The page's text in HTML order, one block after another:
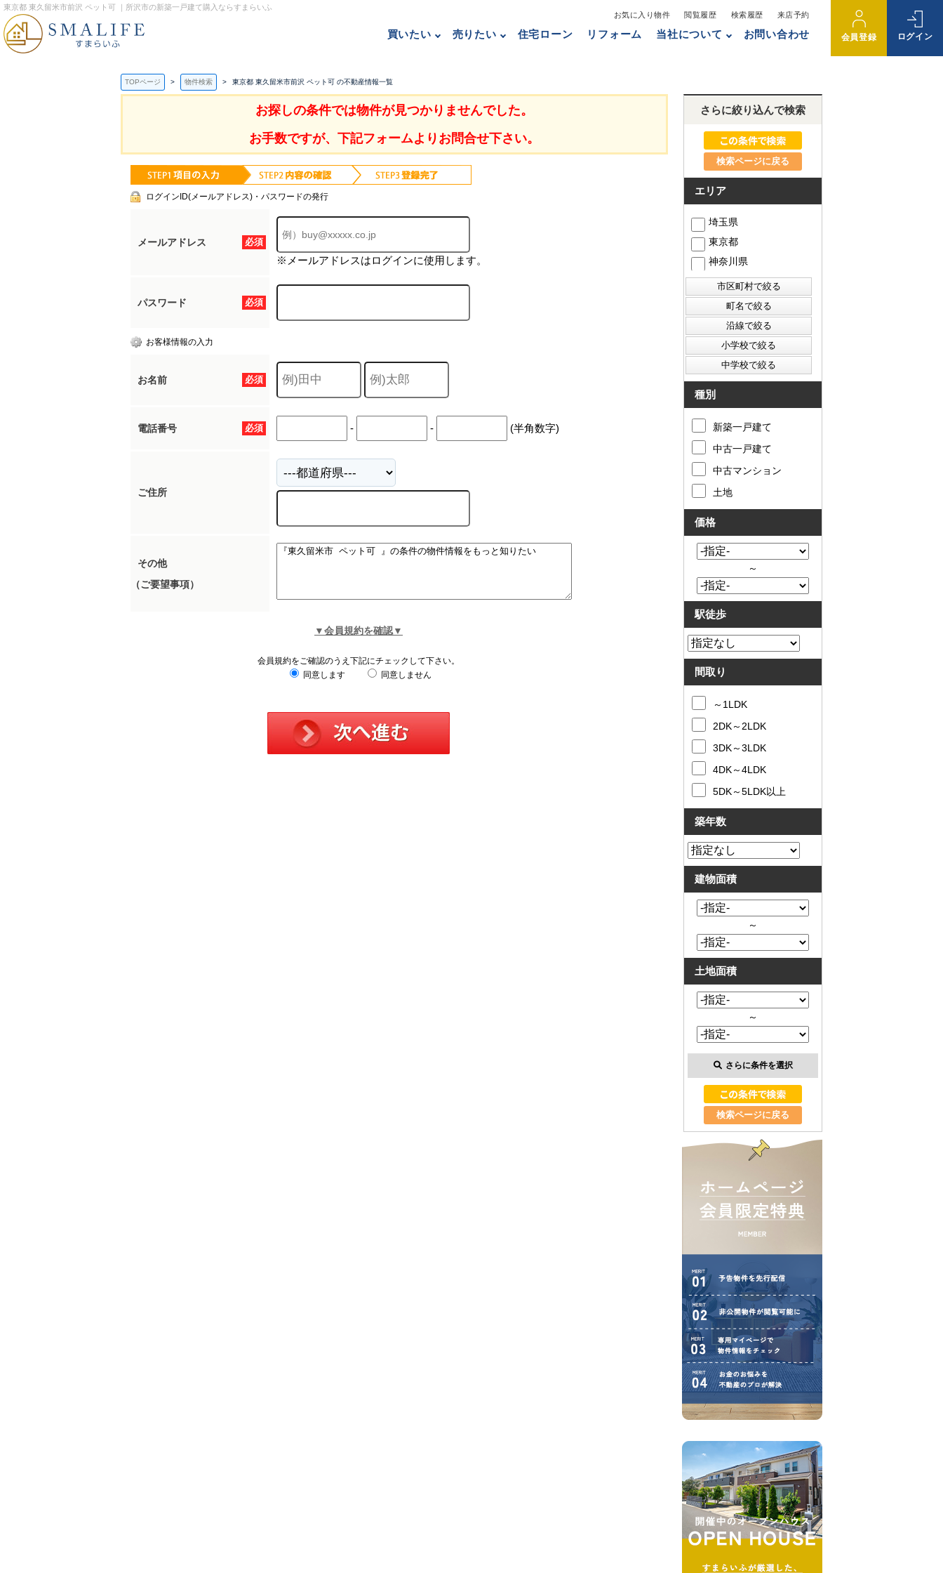
東京都 東久留米市前沢 ペット可 ｜所沢市の新築一戸建て購入ならすまらいふ
お気に入り物件
閲覧履歴 検索履歴 来店予約
買いたい 売りたい 住宅ローン リフォーム 当社について お問い合わせ 会員登録 ログイン
TOPページ 物件検索 東京都 東久留米市前沢 ペット可 の不動産情報一覧
お探しの条件では物件が見つかりませんでした。
お手数ですが、下記フォームよりお問合せ下さい。
ログインID(メールアドレス)・パスワードの発行
必須
メールアドレス
※メールアドレスはログインに使用します。
必須
パスワード
お客様情報の入力
必須
お名前
必須
電話番号 - - (半角数字)
ご住所
その他
（ご要望事項）
▼会員規約を確認▼
会員規約をご確認のうえ下記にチェックして下さい。
同意します
同意しません
さらに絞り込んで検索
検索ページに戻る
エリア
埼玉県
東京都
神奈川県
種別
新築一戸建て
中古一戸建て
中古マンション
土地
価格
～
駅徒歩
間取り
～1LDK
2DK～2LDK
3DK～3LDK
4DK～4LDK
5DK～5LDK以上
築年数
建物面積
～
土地面積
～
さらに条件を選択
検索ページに戻る